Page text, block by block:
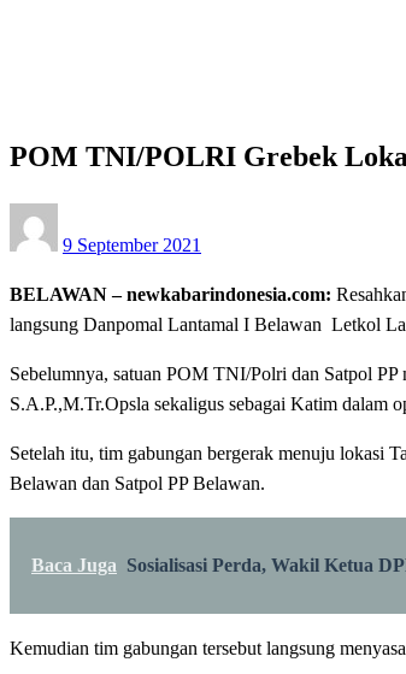
POM TNI/POLRI Grebek
on
9 September 2021
BELAWAN – newkabarindonesia.com:
langsung Danpomal Lantamal I Belawan Letkol
Sebelumnya, satuan POM TNI/Polri dan Satpol
S.A.P.,M.Tr.Opsla sekaligus sebagai Katim dalam
Setelah itu, tim gabungan bergerak menuju
Belawan dan Satpol PP Belawan.
Baca Juga Sosialisasi Perda, Wakil Ketua
Kemudian tim gabungan tersebut langsung